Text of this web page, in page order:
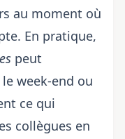
au moment où
En pratique,
peut
week-end ou
ce qui
collègues en